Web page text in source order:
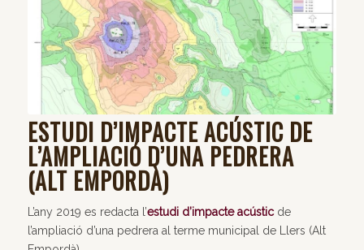
ESTUDI D’IMPACTE ACÚSTIC DE
L’AMPLIACIÓ D’UNA PEDRERA
(ALT EMPORDÀ)
L’any 2019 es redacta l’estudi d’impacte acústicde
l’ampliació d’una pedrera al terme municipal de Llers (Alt